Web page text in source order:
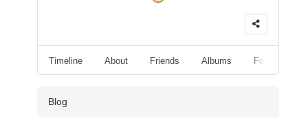
Timeline About Friends Albums Followers
Blog